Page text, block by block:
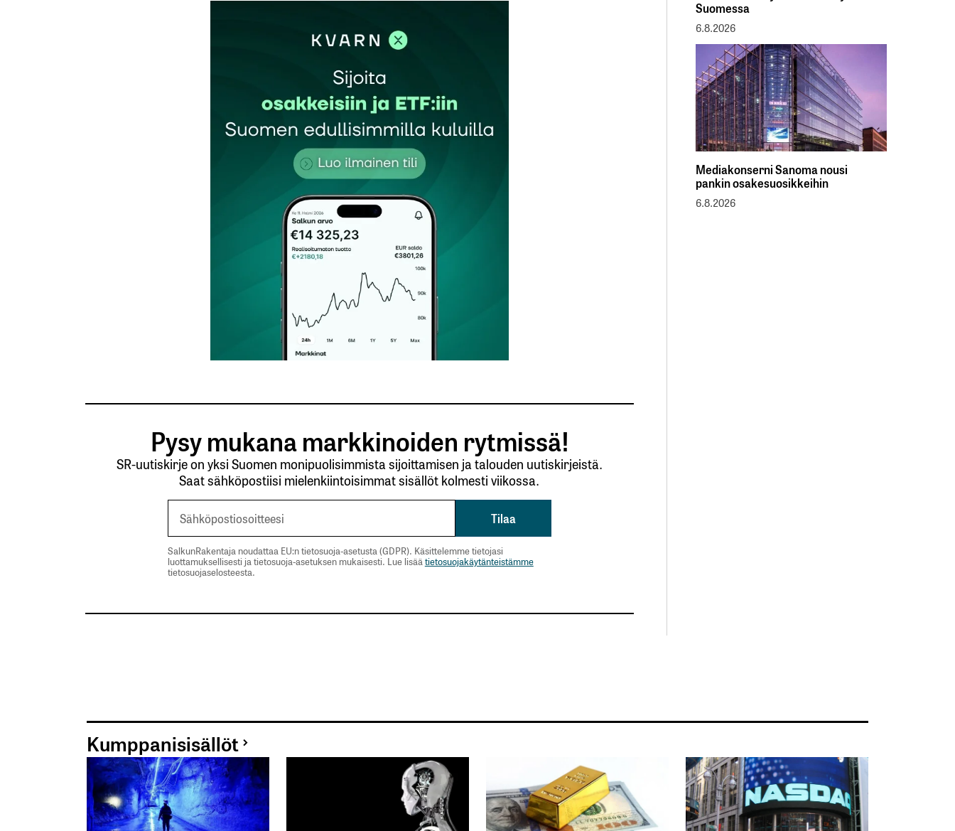
Niin, biljoona tarkoittaa tosiaankin 1000 miljardia, kuten edellisen kommentin linkistä selviää.
Tämä sekoittuu helposti englannin kielen ”billion” -sanaan, joka puolestaan tarkoittaa miljardia.
Mielenkiintoista on tietenkin, kuinka valtava on tuo ETF-rahastojen pääoma globaalisti, siis yli
2000 miljardia dollaria.
kirjautua sisään rekisteröityä
Sähköpostiosoitettasi ei julkaista.Pakolliset kentät on merkitty*
Tilaa SalkunRakentajan uutiskirje
Lähetä kommentti
Pysy mukana markkinoiden rytmissä!
SR-uutiskirje on yksi Suomen monipuolisimmista sijoittamisen ja talouden uutiskirjeistä.
Saat sähköpostiisi mielenkiintoisimmat sisällöt kolmesti viikossa.
SalkunRakentaja noudattaa EU:n tietosuoja-asetusta (GDPR). Käsittelemme tietojasi
luottamuksellisesti ja tietosuoja-asetuksen mukaisesti. Lue lisää tietosuojakäytänteistämme
tietosuojaselosteesta.
Suomessa
6.8.2026
Mediakonserni Sanoma nousi
pankin osakesuosikkeihin
6.8.2026
Kumppanisisällöt